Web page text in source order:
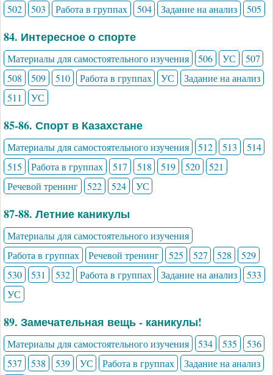
502
503 Работа в группах 504 Задание на анализ 505
84. Интересное о спорте
Материалы для самостоятельного изучения 506 УС
507
508
509 510 Работа в группах УС
Задание на анализ
511
УС
85-86. Спорт в Казахстане
Материалы для самостоятельного изучения 512 513
514
515
Работа в группах 517 518 519 520
521
Речевой тренинг
522 524 УС
87-88. Летние каникулы
Материалы для самостоятельного изучения
Работа в группах
Речевой тренинг 525 527 528
529
530
531 532 Работа в группах Задание на анализ
533
УС
89. Замечательная вещь - каникулы!
Материалы для самостоятельного изучения 534 535
536
537
538 539 УС Работа в группах
Задание на анализ